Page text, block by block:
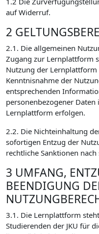
auf Widerruf.
2
2.1. Die allgemeinen
Zugang zur Lernplattform
Nutzung der
Kenntnisnahme der
entsprechenden
personenbezogener
Lernplattform erfolgen.
2.2. Die Nichteinhaltung
sofortigen Entzug der
rechtliche Sanktionen nach
3 UMFANG,
BEENDIGUNG
3.1. Die Lernplattform
Studierenden der JKU für